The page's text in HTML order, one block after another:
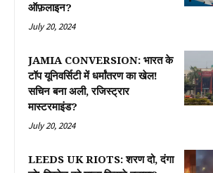
ऑफ़लाइन?
July 20, 2024
JAMIA CONVERSION: भारत के
टॉप यूनिवर्सिटी में धर्मांतरण का खेल!
सचिन बना अली, रजिस्ट्रार
मास्टरमाइंड?
July 20, 2024
LEEDS UK RIOTS: शरण दो, दंगा